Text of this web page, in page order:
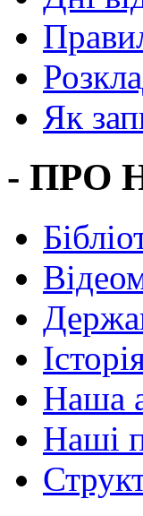
Як
- ПРО
Наша
Наші